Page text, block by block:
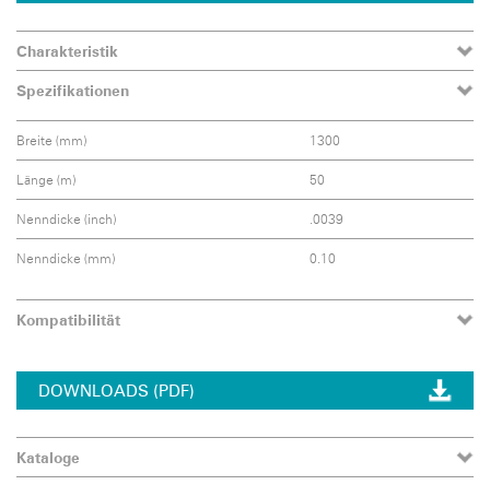
Charakteristik
Spezifikationen
Breite (mm) 1300
Länge (m) 50
Nenndicke (inch) .0039
Nenndicke (mm) 0.10
Kompatibilität
DOWNLOADS (PDF)
Kataloge